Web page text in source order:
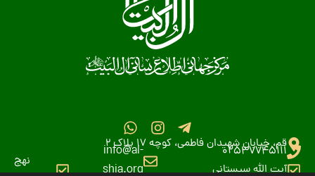
قم، خیابان شهیدان فاطمی، کوچه 17 پلاک 2
02537745111
آیت الله سیستانی
info@al-
shia.org
نهج